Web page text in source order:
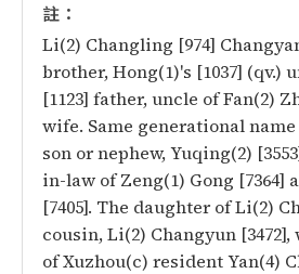
註：
Li(2) Changling [974]
brother, Hong(1)'s [1037] (qv.)
[1123] father, uncle of Fan(2)
wife. Same generational name
son or nephew, Yuqing(2)
in-law of Zeng(1) Gong [7364]
[7405]. The daughter of Li(2)
cousin, Li(2) Changyun
of Xuzhou(c) resident Yan(4)